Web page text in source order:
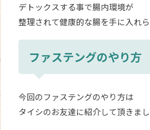
デトックスする事で腸内環境が
整理されて健康的な腸を手に入れ
ファステングのやり方
今回のファステングのやり方は
タイシのお友達に紹介して頂きま